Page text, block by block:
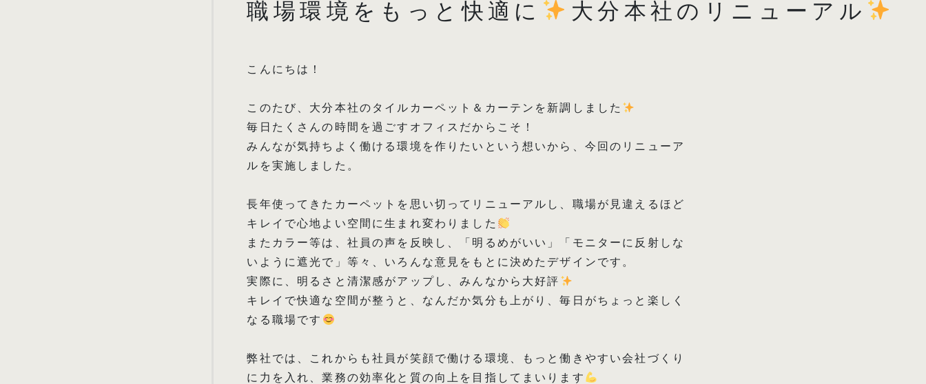
職場環境をもっと快適に 大分本社のリニューアル
こんにちは！
このたび、大分本社のタイルカーペット＆カーテンを新調しました
毎日たくさんの時間を過ごすオフィスだからこそ！
みんなが気持ちよく働ける環境を作りたいという想いから、今回のリニューア
ルを実施しました。
長年使ってきたカーペットを思い切ってリニューアルし、職場が見違えるほど
キレイで心地よい空間に生まれ変わりました
またカラー等は、社員の声を反映し、「明るめがいい」「モニターに反射しな
いように遮光で」等々、いろんな意見をもとに決めたデザインです。
実際に、明るさと清潔感がアップし、みんなから大好評
キレイで快適な空間が整うと、なんだか気分も上がり、毎日がちょっと楽しく
なる職場です
弊社では、これからも社員が笑顔で働ける環境、もっと働きやすい会社づくり
に力を入れ、業務の効率化と質の向上を目指してまいります